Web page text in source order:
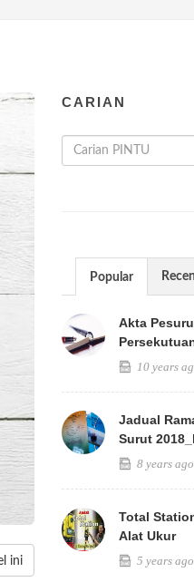
ini
CARIAN
Popular
Akta
10 years
Jadual
Surut
8 years ago
Total
Alat Ukur
5 years ago